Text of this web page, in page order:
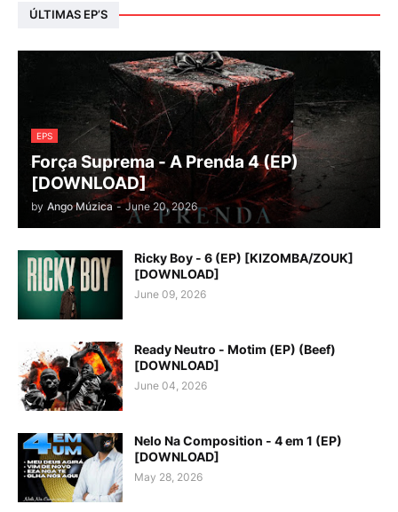
ÚLTIMAS EP’S
EPS
Força Suprema - A Prenda 4 (EP)
[DOWNLOAD]
by Ango Múzica - June 20, 2026
Ricky Boy - 6 (EP) [KIZOMBA/ZOUK]
[DOWNLOAD]
June 09, 2026
Ready Neutro - Motim (EP) (Beef)
[DOWNLOAD]
June 04, 2026
Nelo Na Composition - 4 em 1 (EP)
[DOWNLOAD]
May 28, 2026